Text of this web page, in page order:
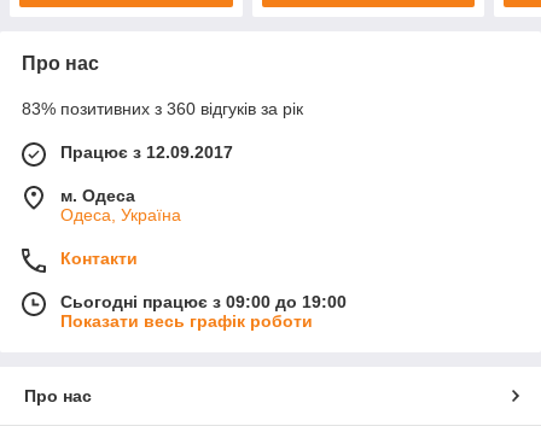
Про нас
83% позитивних з 360 відгуків за рік
Працює з 12.09.2017
м. Одеса
Одеса, Україна
Контакти
Сьогодні працює з 09:00 до 19:00
Показати весь графік роботи
Про нас